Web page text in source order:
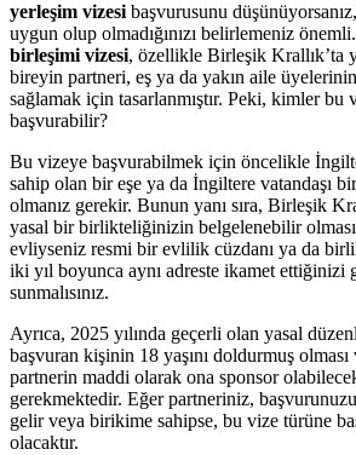
yerleşim vizesibaşvurusunu
uygun olup olmadığınızı belirlemeniz önemli.
birleşimi vizesi, özellikle Birleşik Krallık’ta
bireyin partneri, eş ya da yakın aile
sağlamak için tasarlanmıştır. Peki, kimler bu
başvurabilir?
Bu vizeye başvurabilmek için öncelikle
sahip olan bir eşe ya da İngiltere vatandaşı
olmanız gerekir. Bunun yanı sıra, Birleşik
yasal bir birlikteliğinizin belgelenebilir
evliyseniz resmi bir evlilik cüzdanı ya da
iki yıl boyunca aynı adreste ikamet ettiğinizi
sunmalısınız.
Ayrıca, 2025 yılında geçerli olan yasal
başvuran kişinin 18 yaşını doldurmuş olması
partnerin maddi olarak ona sponsor
gerekmektedir. Eğer partneriniz,
gelir veya birikime sahipse, bu vize türüne
olacaktır.